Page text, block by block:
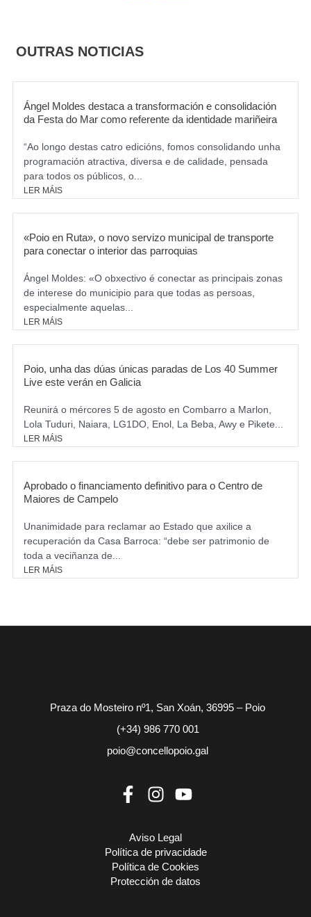
o
o
m
OUTRAS NOTICIAS
Ángel Moldes destaca a transformación e consolidación
da Festa do Mar como referente da identidade mariñeira
“Ao longo destas catro edicións, fomos consolidando unha
programación atractiva, diversa e de calidade, pensada
para todos os públicos, o...
LER MÁIS
«Poio en Ruta», o novo servizo municipal de transporte
para conectar o interior das parroquias
Ángel Moldes: «O obxectivo é conectar as principais zonas
de interese do municipio para que todas as persoas,
especialmente aquelas...
LER MÁIS
Poio, unha das dúas únicas paradas de Los 40 Summer
Live este verán en Galicia
Reunirá o mércores 5 de agosto en Combarro a Marlon,
Lola Tuduri, Naiara, LG1DO, Enol, La Beba, Awy e Pikete...
LER MÁIS
Aprobado o financiamento definitivo para o Centro de
Maiores de Campelo
Unanimidade para reclamar ao Estado que axilice a
recuperación da Casa Barroca: “debe ser patrimonio de
toda a veciñanza de...
LER MÁIS
Praza do Mosteiro nº1, San Xoán, 36995 – Poio
(+34) 986 770 001
poio@concellopoio.gal
Aviso Legal
Política de privacidade
Política de Cookies
Protección de datos